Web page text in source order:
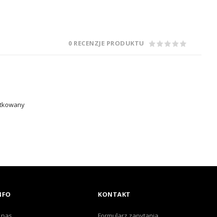
0 RECENZJE PRODUKTU
KONTAKT